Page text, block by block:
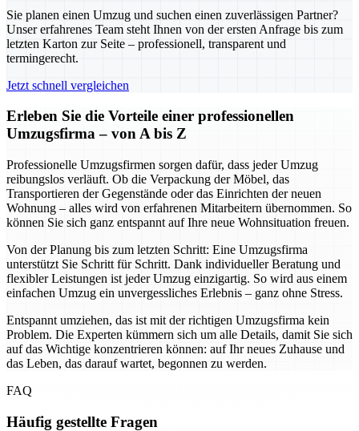
Sie planen einen Umzug und suchen einen zuverlässigen Partner?
Unser erfahrenes Team steht Ihnen von der ersten Anfrage bis zum
letzten Karton zur Seite – professionell, transparent und
termingerecht.
Jetzt schnell vergleichen
Erleben Sie die Vorteile einer professionellen
Umzugsfirma – von A bis Z
Professionelle Umzugsfirmen sorgen dafür, dass jeder Umzug
reibungslos verläuft. Ob die Verpackung der Möbel, das
Transportieren der Gegenstände oder das Einrichten der neuen
Wohnung – alles wird von erfahrenen Mitarbeitern übernommen. So
können Sie sich ganz entspannt auf Ihre neue Wohnsituation freuen.
Von der Planung bis zum letzten Schritt: Eine Umzugsfirma
unterstützt Sie Schritt für Schritt. Dank individueller Beratung und
flexibler Leistungen ist jeder Umzug einzigartig. So wird aus einem
einfachen Umzug ein unvergessliches Erlebnis – ganz ohne Stress.
Entspannt umziehen, das ist mit der richtigen Umzugsfirma kein
Problem. Die Experten kümmern sich um alle Details, damit Sie sich
auf das Wichtige konzentrieren können: auf Ihr neues Zuhause und
das Leben, das darauf wartet, begonnen zu werden.
FAQ
Häufig gestellte Fragen